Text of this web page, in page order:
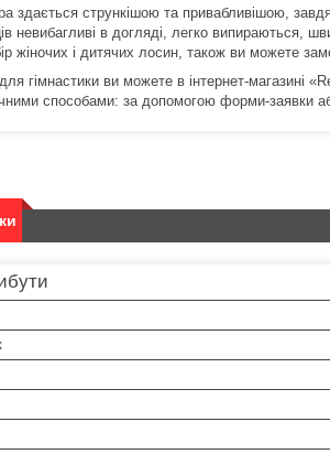
здається стрункішою та привабливішою,
невибагливі в догляді, легко випираються,
жіночих і дитячих лосин, також ви можете
гімнастики ви можете в інтернет-магазині
способами: за допомогою форми-заявки